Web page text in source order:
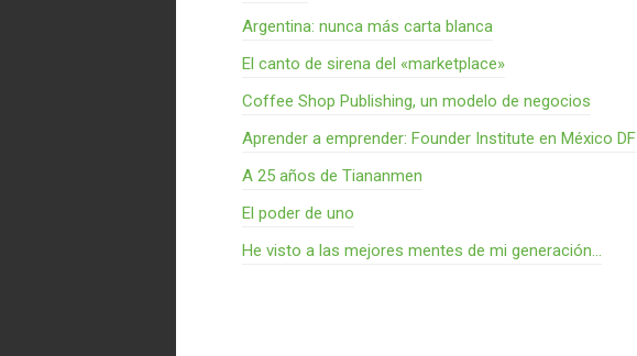
Argentina: nunca más carta blanca
El canto de sirena del «marketplace»
Coffee Shop Publishing, un modelo de negocios
Aprender a emprender: Founder Institute en México DF
A 25 años de Tiananmen
El poder de uno
He visto a las mejores mentes de mi generación…